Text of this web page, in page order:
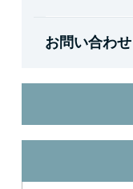
お問い合わせ